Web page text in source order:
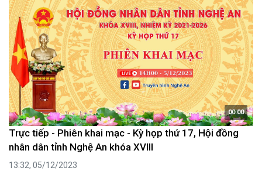
00:00
Trực tiếp - Phiên khai mạc - Kỳ họp thứ 17, Hội đồng
nhân dân tỉnh Nghệ An khóa XVIII
13:32, 05/12/2023